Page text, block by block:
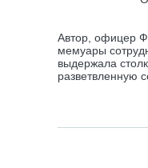
Автор, офицер
мемуары
выдержала
разветвленную